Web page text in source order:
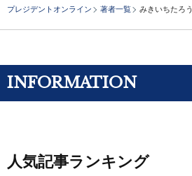
プレジデントオンライン 著者一覧 みきいちたろう
INFORMATION
人気記事ランキング